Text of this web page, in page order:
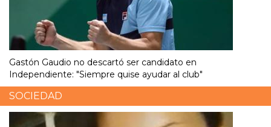
Gastón Gaudio no descartó ser candidato en
Independiente: "Siempre quise ayudar al club"
SOCIEDAD